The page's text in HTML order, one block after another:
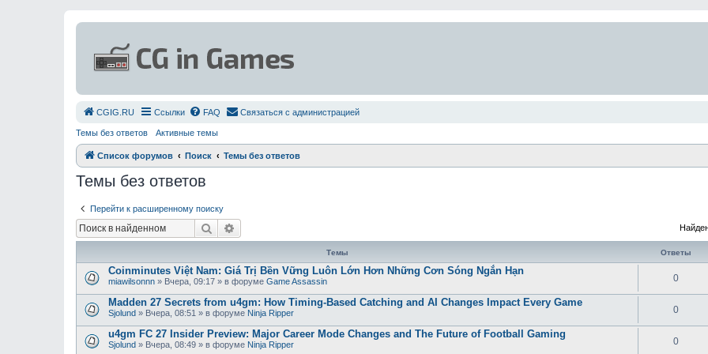
СGIG.RU Ссылки FAQ Связаться с администрацией
Темы без ответов Активные темы
Список форумов Поиск Темы без ответов
Темы без ответов
Перейти к расширенному поиску
Поиск
Темы Ответы
Coinminutes Việt Nam: Giá Trị Bền Vững Luôn Lớn Hơn Những Cơn Sóng Ngắn Hạn
miawilsonnn » Вчера, 09:17 » в форуме Game Assassin 0
Madden 27 Secrets from u4gm: How Timing-Based Catching and AI Changes Impact Every Game
Sjolund » Вчера, 08:51 » в форуме Ninja Ripper 0
u4gm FC 27 Insider Preview: Major Career Mode Changes and The Future of Football Gaming
Sjolund » Вчера, 08:49 » в форуме Ninja Ripper 0